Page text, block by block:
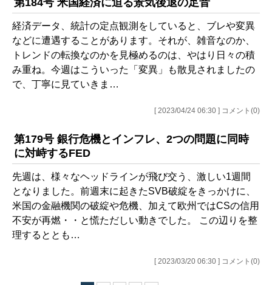
第184号 米国経済に迫る景気後退の足音
経済データ、統計の定点観測をしていると、ブレや変異
などに遭遇することがあります。それが、雑音なのか、
トレンドの転換なのかを見極めるのは、やはり日々の積
み重ね。今週はこういった「変異」も散見されましたの
で、丁寧に見ていきま…
[ 2023/04/24 06:30 ] コメント(0)
第179号 銀行危機とインフレ、2つの問題に同時
に対峙するFED
先週は、様々なヘッドラインが飛び交う、激しい1週間
となりました。前週末に起きたSVB破綻をきっかけに、
米国の金融機関の破綻や危機、加えて欧州ではCSの信用
不安が再燃・・と慌ただしい動きでした。 この辺りを整
理するととも…
[ 2023/03/20 06:30 ] コメント(0)